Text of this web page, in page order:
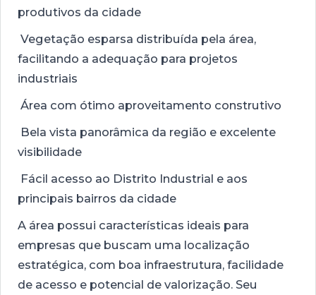
produtivos da cidade
Vegetação esparsa distribuída pela área,
facilitando a adequação para projetos
industriais
Área com ótimo aproveitamento construtivo
Bela vista panorâmica da região e excelente
visibilidade
Fácil acesso ao Distrito Industrial e aos
principais bairros da cidade
A área possui características ideais para
empresas que buscam uma localização
estratégica, com boa infraestrutura, facilidade
de acesso e potencial de valorização. Seu